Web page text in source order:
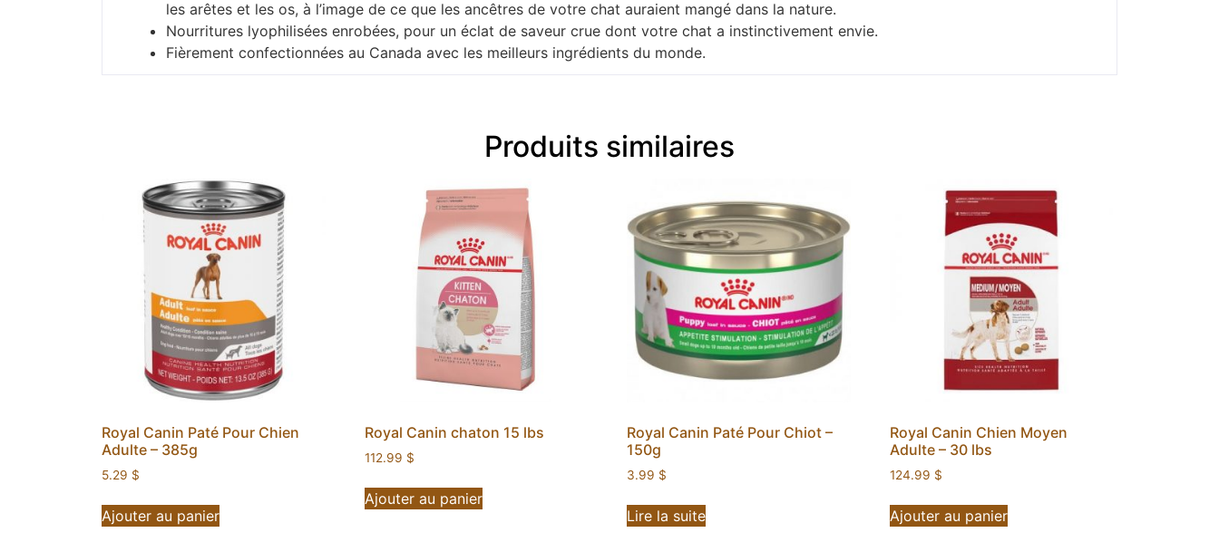
les arêtes et les os, à l’image de ce que les ancêtres de votre chat auraient mangé dans la nature.
Nourritures lyophilisées enrobées, pour un éclat de saveur crue dont votre chat a instinctivement envie.
Fièrement confectionnées au Canada avec les meilleurs ingrédients du monde.
Produits similaires
Royal Canin Paté Pour Chien
Adulte – 385g
5.29 $
Ajouter au panier
Royal Canin chaton 15 lbs
112.99 $
Ajouter au panier
Royal Canin Paté Pour Chiot –
150g
3.99 $
Lire la suite
Royal Canin Chien Moyen
Adulte – 30 lbs
124.99 $
Ajouter au panier